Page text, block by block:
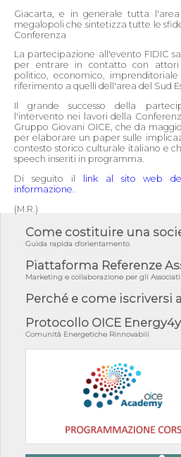
Giacarta, e in generale tutta
megalopoli che sintetizza tutte le
Conferenza
La partecipazione all'evento FIDIC
per entrare in contatto con attori
politico, economico,
riferimento a quelli dell'area del Sud
Il grande successo della
l'intervento nei lavori della
Gruppo Giovani OICE, che da
per elaborare un paper sulle
contesto storico culturale italiano e
speech inseriti in programma.
Di seguito il
link al sito web
informazione.
(M.R.)
Come costituire una
Guida rapida d'orientamento
Piattaforma Referenze
Marketing e collaborazione per gli Associati
Perché e come iscriversi
Protocollo OICE
Comunità Energetiche Rinnovabili